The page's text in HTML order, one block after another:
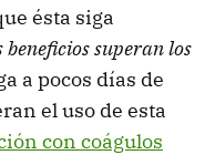
ésta siga
beneficios superan los
a pocos días de
el uso de esta
con coágulos